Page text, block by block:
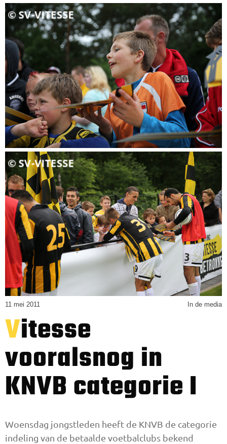
11 mei 2011 In de media
Vitesse
vooralsnog in
KNVB categorie I
Woensdag jongstleden heeft de KNVB de categorie
indeling van de betaalde voetbalclubs bekend